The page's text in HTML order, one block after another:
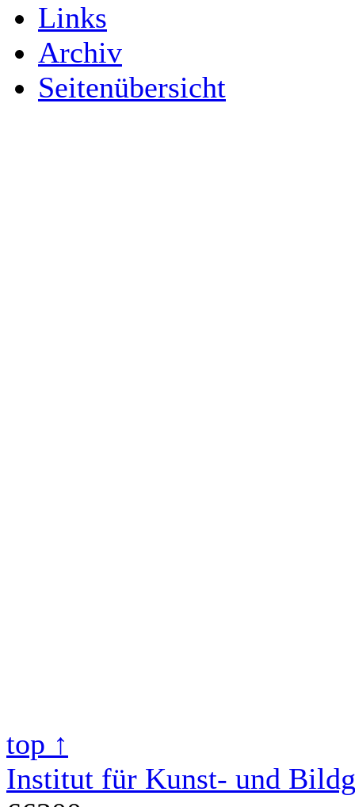
Links
Archiv
Seitenübersicht
top ↑
Institut für Kunst- und